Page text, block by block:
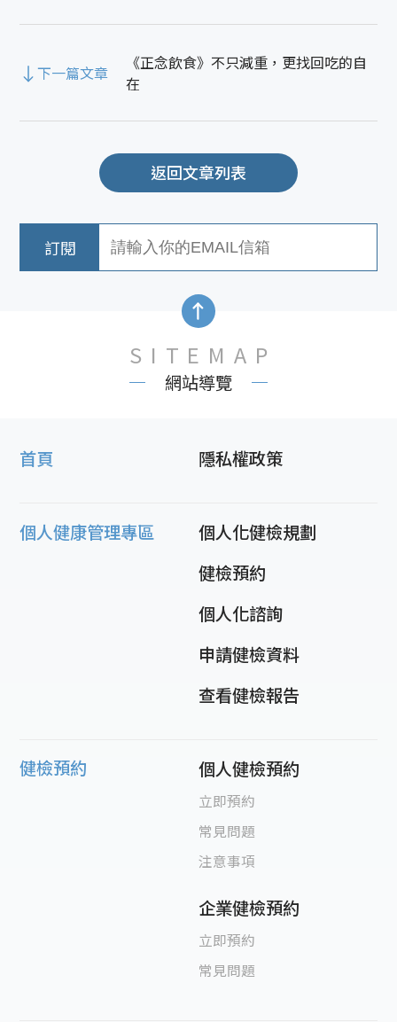
下一篇文章
《正念飲食》不只減重，更找回吃的自
在
返回文章列表
SITEMAP
網站導覽
首頁 隱私權政策
個人健康管理專區
個人化健檢規劃
健檢預約
個人化諮詢
申請健檢資料
查看健檢報告
健檢預約 個人健檢預約
立即預約
常見問題
注意事項
企業健檢預約
立即預約
常見問題